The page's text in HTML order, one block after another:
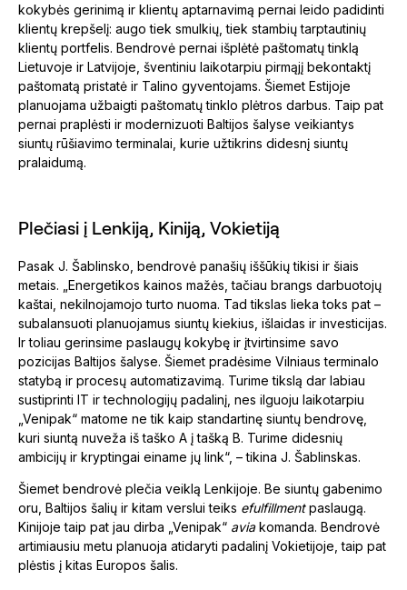
kokybės gerinimą ir klientų aptarnavimą pernai leido padidinti
klientų krepšelį: augo tiek smulkių, tiek stambių tarptautinių
klientų portfelis. Bendrovė pernai išplėtė paštomatų tinklą
Lietuvoje ir Latvijoje, šventiniu laikotarpiu pirmąjį bekontaktį
paštomatą pristatė ir Talino gyventojams. Šiemet Estijoje
planuojama užbaigti paštomatų tinklo plėtros darbus. Taip pat
pernai praplėsti ir modernizuoti Baltijos šalyse veikiantys
siuntų rūšiavimo terminalai, kurie užtikrins didesnį siuntų
pralaidumą.
Plečiasi į Lenkiją, Kiniją, Vokietiją
Pasak J. Šablinsko, bendrovė panašių iššūkių tikisi ir šiais
metais. „Energetikos kainos mažės, tačiau brangs darbuotojų
kaštai, nekilnojamojo turto nuoma. Tad tikslas lieka toks pat –
subalansuoti planuojamus siuntų kiekius, išlaidas ir investicijas.
Ir toliau gerinsime paslaugų kokybę ir įtvirtinsime savo
pozicijas Baltijos šalyse. Šiemet pradėsime Vilniaus terminalo
statybą ir procesų automatizavimą. Turime tikslą dar labiau
sustiprinti IT ir technologijų padalinį, nes ilguoju laikotarpiu
„Venipak“ matome ne tik kaip standartinę siuntų bendrovę,
kuri siuntą nuveža iš taško A į tašką B. Turime didesnių
ambicijų ir kryptingai einame jų link“, – tikina J. Šablinskas.
Šiemet bendrovė plečia veiklą Lenkijoje. Be siuntų gabenimo
oru, Baltijos šalių ir kitam verslui teiks efulfillmentpaslaugą.
Kinijoje taip pat jau dirba „Venipak“ aviakomanda. Bendrovė
artimiausiu metu planuoja atidaryti padalinį Vokietijoje, taip pat
plėstis į kitas Europos šalis.